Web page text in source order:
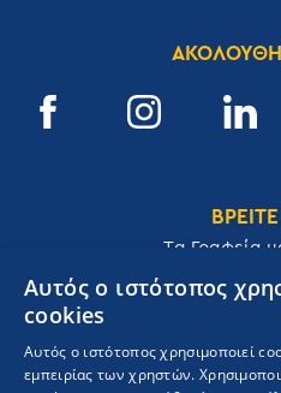
Tα Γραφεία
Ακαδημίας 32, 106
T. +30 210
Αυτός ο ιστότοπος
cookies
Αυτός ο ιστότοπος χρησιμοποιεί
εμπειρίας των χρηστών.